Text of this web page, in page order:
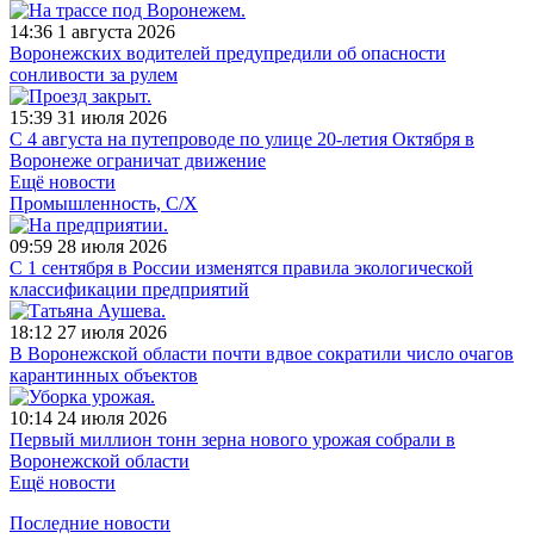
14:36 1 августа 2026
Воронежских водителей предупредили об опасности
сонливости за рулем
15:39 31 июля 2026
С 4 августа на путепроводе по улице 20-летия Октября в
Воронеже ограничат движение
Ещё новости
Промышленность, С/Х
09:59 28 июля 2026
С 1 сентября в России изменятся правила экологической
классификации предприятий
18:12 27 июля 2026
В Воронежской области почти вдвое сократили число очагов
карантинных объектов
10:14 24 июля 2026
Первый миллион тонн зерна нового урожая собрали в
Воронежской области
Ещё новости
Последние новости